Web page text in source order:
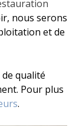
nous serons
et de
qualité
Pour plus
.